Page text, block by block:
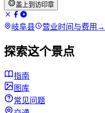
盖上到访印章
岐阜县 营业时间与费用 →
探索这个景点
指南
图库
常见问题